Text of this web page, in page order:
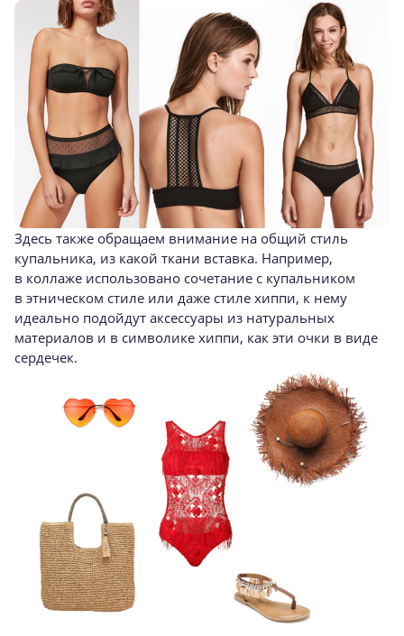
Здесь также обращаем внимание на общий стиль
купальника, из какой ткани вставка. Например,
в коллаже использовано сочетание с купальником
в этническом стиле или даже стиле хиппи, к нему
идеально подойдут аксессуары из натуральных
материалов и в символике хиппи, как эти очки в виде
сердечек.